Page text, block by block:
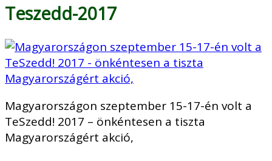
Teszedd-2017
Magyarországon szeptember 15-17-én volt a
TeSzedd! 2017 – önkéntesen a tiszta
Magyarországért akció,